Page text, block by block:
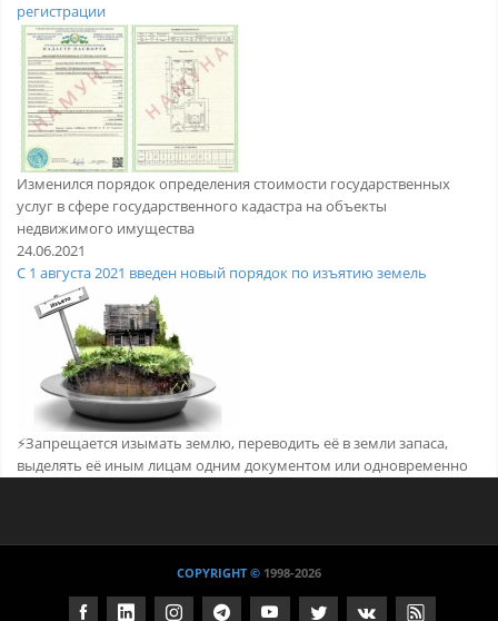
регистрации
Изменился порядок определения стоимости государственных
услуг в сфере государственного кадастра на объекты
недвижимого имущества
24.06.2021
С 1 августа 2021 введен новый порядок по изъятию земель
⚡️Запрещается изымать землю, переводить её в земли запаса,
выделять её иным лицам одним документом или одновременно
COPYRIGHT © 1998-2026